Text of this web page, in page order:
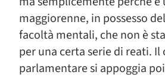
maggiorenne, in possesso
facoltà mentali, che non è
per una certa serie di reati.
parlamentare si appoggia